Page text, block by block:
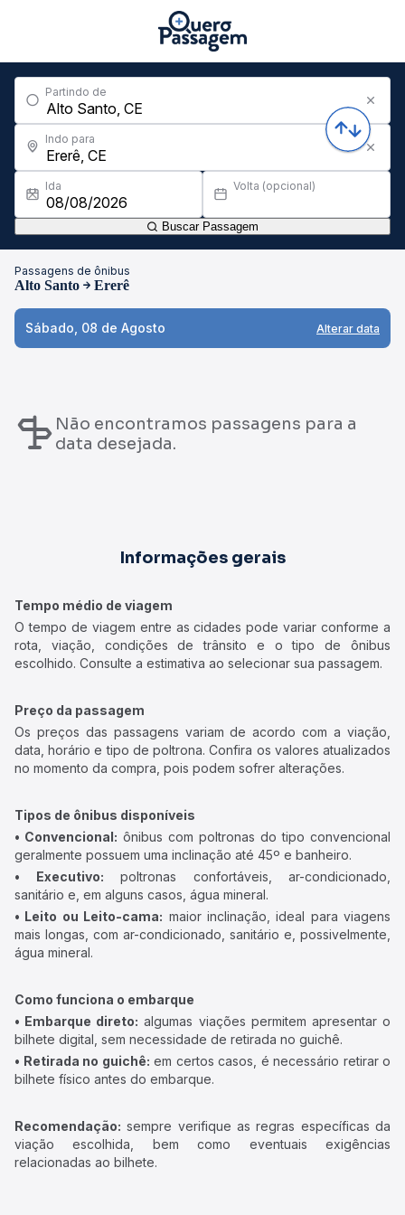
Partindo de
Indo para
Ida Volta (opcional)
Buscar Passagem
Passagens de ônibus
Alto Santo Ererê
Sábado, 08 de Agosto Alterar data
Não encontramos passagens para a
data desejada.
Informações gerais
Tempo médio de viagem
O tempo de viagem entre as cidades pode variar conforme a
rota, viação, condições de trânsito e o tipo de ônibus
escolhido. Consulte a estimativa ao selecionar sua passagem.
Preço da passagem
Os preços das passagens variam de acordo com a viação,
data, horário e tipo de poltrona. Confira os valores atualizados
no momento da compra, pois podem sofrer alterações.
Tipos de ônibus disponíveis
• Convencional: ônibus com poltronas do tipo convencional
geralmente possuem uma inclinação até 45º e banheiro.
• Executivo: poltronas confortáveis, ar-condicionado,
sanitário e, em alguns casos, água mineral.
• Leito ou Leito-cama: maior inclinação, ideal para viagens
mais longas, com ar-condicionado, sanitário e, possivelmente,
água mineral.
Como funciona o embarque
• Embarque direto: algumas viações permitem apresentar o
bilhete digital, sem necessidade de retirada no guichê.
• Retirada no guichê: em certos casos, é necessário retirar o
bilhete físico antes do embarque.
Recomendação: sempre verifique as regras específicas da
viação escolhida, bem como eventuais exigências
relacionadas ao bilhete.